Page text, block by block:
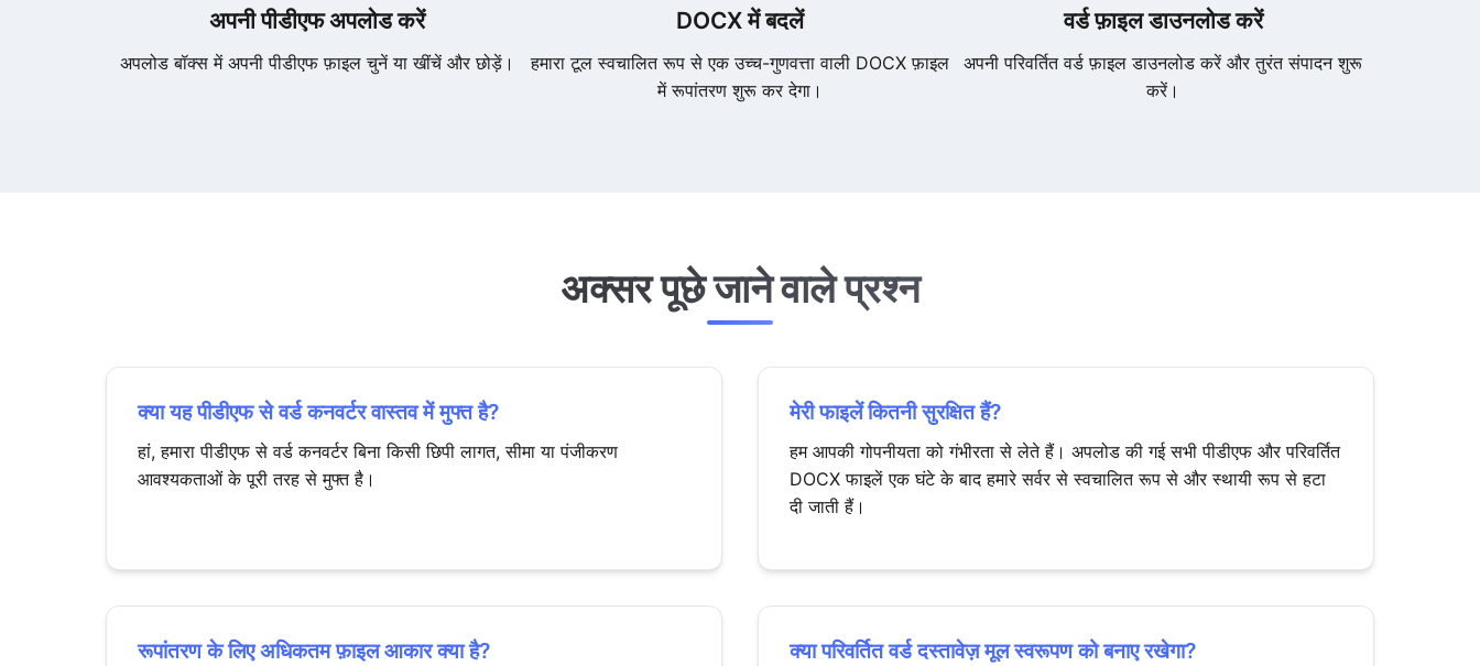
अपनी पीडीएफ अपलोड करें
अपलोड बॉक्स में अपनी पीडीएफ फ़ाइल चुनें या खींचें और छोड़ें।
DOCX में बदलें
हमारा टूल स्वचालित रूप से एक उच्च-गुणवत्ता वाली DOCX फ़ाइल
में रूपांतरण शुरू कर देगा।
वर्ड फ़ाइल डाउनलोड करें
अपनी परिवर्तित वर्ड फ़ाइल डाउनलोड करें और तुरंत संपादन शुरू
करें।
अक्सर पूछे जाने वाले प्रश्न
क्या यह पीडीएफ से वर्ड कनवर्टर वास्तव में मुफ्त है?
हां, हमारा पीडीएफ से वर्ड कनवर्टर बिना किसी छिपी लागत, सीमा या पंजीकरण
आवश्यकताओं के पूरी तरह से मुफ्त है।
मेरी फाइलें कितनी सुरक्षित हैं?
हम आपकी गोपनीयता को गंभीरता से लेते हैं। अपलोड की गई सभी पीडीएफ और परिवर्तित
DOCX फाइलें एक घंटे के बाद हमारे सर्वर से स्वचालित रूप से और स्थायी रूप से हटा
दी जाती हैं।
रूपांतरण के लिए अधिकतम फ़ाइल आकार क्या है? क्या परिवर्तित वर्ड दस्तावेज़ मूल स्वरूपण को बनाए रखेगा?